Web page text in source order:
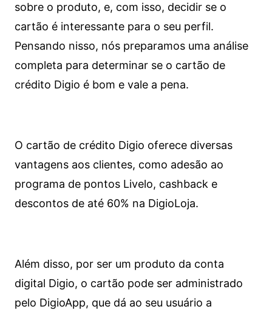
sobre o produto, e, com isso, decidir se o
cartão é interessante para o seu perfil.
Pensando nisso, nós preparamos uma análise
completa para determinar se o cartão de
crédito Digio é bom e vale a pena.
O cartão de crédito Digio oferece diversas
vantagens aos clientes, como adesão ao
programa de pontos Livelo, cashback e
descontos de até 60% na DigioLoja.
Além disso, por ser um produto da conta
digital Digio, o cartão pode ser administrado
pelo DigioApp, que dá ao seu usuário a